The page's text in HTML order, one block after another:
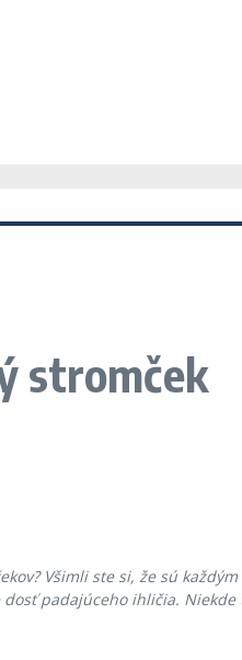
stromček
Všimli ste si, že sú
padajúceho ihličia.